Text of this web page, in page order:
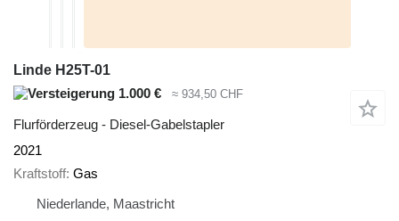
Linde H25T-01
1.000 €
≈ 934,50 CHF
Flurförderzeug - Diesel-Gabelstapler
2021
Kraftstoff Gas
Niederlande, Maastricht